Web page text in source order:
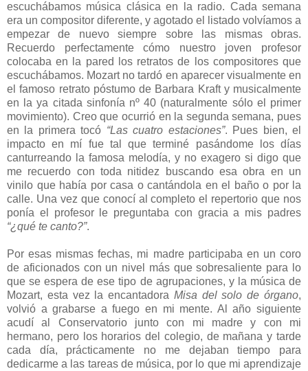
escuchábamos música clásica en la radio. Cada semana
era un compositor diferente, y agotado el listado volvíamos a
empezar de nuevo siempre sobre las mismas obras.
Recuerdo perfectamente cómo nuestro joven profesor
colocaba en la pared los retratos de los compositores que
escuchábamos. Mozart no tardó en aparecer visualmente en
el famoso retrato póstumo de Barbara Kraft y musicalmente
en la ya citada sinfonía nº 40 (naturalmente sólo el primer
movimiento). Creo que ocurrió en la segunda semana, pues
en la primera tocó “Las cuatro estaciones”. Pues bien, el
impacto en mí fue tal que terminé pasándome los días
canturreando la famosa melodía, y no exagero si digo que
me recuerdo con toda nitidez buscando esa obra en un
vinilo que había por casa o cantándola en el baño o por la
calle. Una vez que conocí al completo el repertorio que nos
ponía el profesor le preguntaba con gracia a mis padres
“¿qué te canto?”.
Por esas mismas fechas, mi madre participaba en un coro
de aficionados con un nivel más que sobresaliente para lo
que se espera de ese tipo de agrupaciones, y la música de
Mozart, esta vez la encantadora Misa del solo de órgano,
volvió a grabarse a fuego en mi mente. Al año siguiente
acudí al Conservatorio junto con mi madre y con mi
hermano, pero los horarios del colegio, de mañana y tarde
cada día, prácticamente no me dejaban tiempo para
dedicarme a las tareas de música, por lo que mi aprendizaje